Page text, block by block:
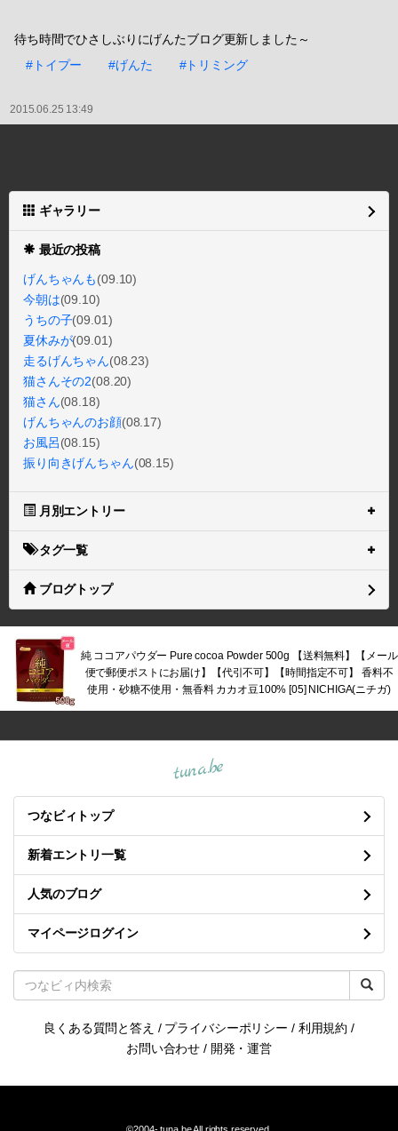
待ち時間でひさしぶりにげんたブログ更新しました～
#トイプー
#げんた #トリミング
2015.06.25 13:49
ギャラリー
最近の投稿
げんちゃんも(09.10)
今朝は(09.10)
うちの子(09.01)
夏休みが(09.01)
走るげんちゃん(08.23)
猫さんその2(08.20)
猫さん(08.18)
げんちゃんのお顔(08.17)
お風呂(08.15)
振り向きげんちゃん(08.15)
月別エントリー
タグ一覧
ブログトップ
純 ココアパウダー Pure cocoa Powder 500g 【送料無料】【メール
便で郵便ポストにお届け】【代引不可】【時間指定不可】 香料不
使用・砂糖不使用・無香料 カカオ豆100% [05] NICHIGA(ニチガ)
tuna.be
つなビィトップ
新着エントリ一覧
人気のブログ
マイページログイン
良くある質問と答え / プライバシーポリシー / 利用規約 /
お問い合わせ / 開発・運営